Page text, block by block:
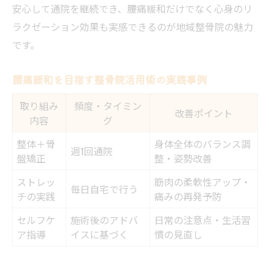
安心して通院を継続でき、腰痛緩和だけでなく心身のリ
ラクゼーション効果も実感できるのが地域整骨院の魅力
です。
腰痛緩和を目指す整骨院活用術の実践事例
取り組み
内容
頻度・タイミン
グ
改善ポイント
整体＋骨
盤矯正
週1回通院
身体全体のバランス調
整・姿勢改善
ストレッ
チの実践
毎日自宅で行う
筋肉の柔軟性アップ・
痛みの再発予防
セルフケ
ア指導
施術後のアドバ
イスに基づく
日常の注意点・生活習
慣の見直し